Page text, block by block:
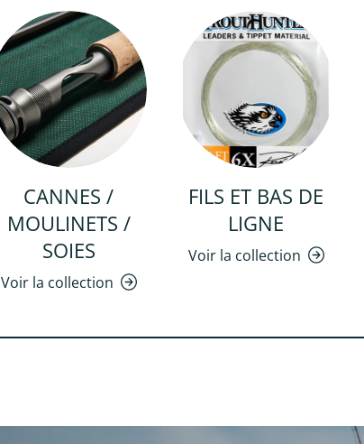
CANNES /
MOULINETS /
SOIES
Voir la collection
FILS ET BAS DE
LIGNE
Voir la collection